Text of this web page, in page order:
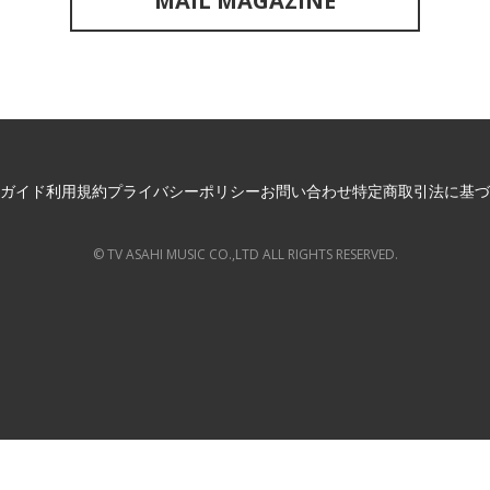
イド利用規約プライバシーポリシーお問い合わせ特定商取引法に基
© TV ASAHI MUSIC CO.,LTD ALL RIGHTS RESERVED.